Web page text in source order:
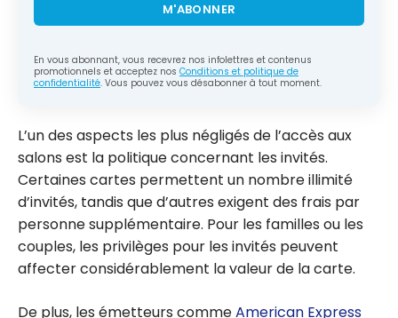
M'ABONNER
En vous abonnant, vous recevrez nos infolettres et contenus
promotionnels et acceptez nos Conditions et politique de
confidentialité. Vous pouvez vous désabonner à tout moment.
L’un des aspects les plus négligés de l’accès aux
salons est la politique concernant les invités.
Certaines cartes permettent un nombre illimité
d’invités, tandis que d’autres exigent des frais par
personne supplémentaire. Pour les familles ou les
couples, les privilèges pour les invités peuvent
affecter considérablement la valeur de la carte.
De plus, les émetteurs commeAmerican Express